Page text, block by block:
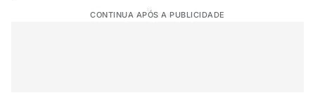
CONTINUA APÓS A PUBLICIDADE